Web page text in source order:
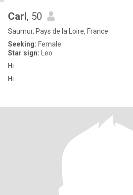
Carl, 50
Saumur, Pays de la Loire, France
Seeking: Female
Star sign: Leo
Hi
Hi